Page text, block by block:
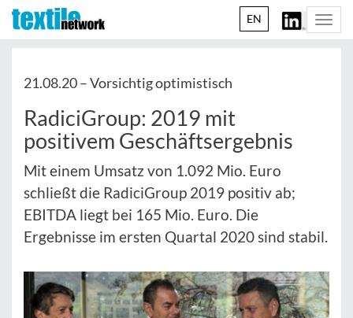
EN
21.08.20 –Vorsichtig optimistisch
RadiciGroup: 2019 mit
positivem Geschäftsergebnis
Mit einem Umsatz von 1.092 Mio. Euro
schließt die RadiciGroup 2019 positiv ab;
EBITDA liegt bei 165 Mio. Euro. Die
Ergebnisse im ersten Quartal 2020 sind stabil.